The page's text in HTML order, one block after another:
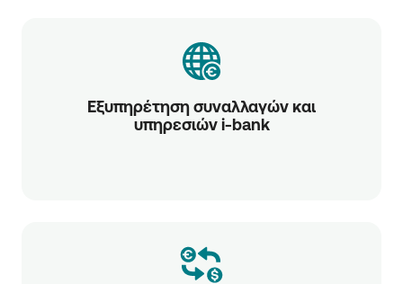
Εξυπηρέτηση συναλλαγών και
υπηρεσιών i-bank